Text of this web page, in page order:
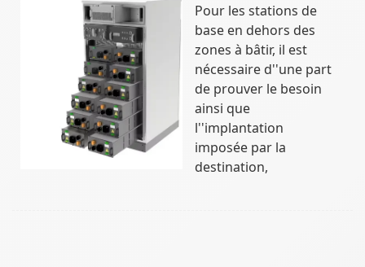
Pour les stations de
base en dehors des
zones à bâtir, il est
nécessaire d''une part
de prouver le besoin
ainsi que
l''implantation
imposée par la
destination,